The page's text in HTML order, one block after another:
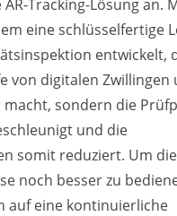
Tracking-Lösung an.
eine schlüsselfertige
entwickelt,
von digitalen Zwillingen
sondern die
und die
somit reduziert. Um
noch besser zu
auf eine kontinuierliche